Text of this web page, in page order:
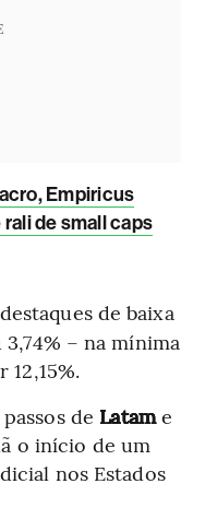
Empiricus
de small caps
de baixa
– na mínima
de Latame
o início de um
nos Estados